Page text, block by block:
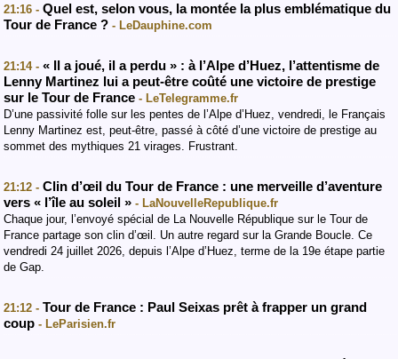
21:16 - Quel est, selon vous, la montée la plus emblématique du
Tour de France ? - LeDauphine.com
21:14 - « Il a joué, il a perdu » : à l’Alpe d’Huez, l’attentisme de
Lenny Martinez lui a peut-être coûté une victoire de prestige
sur le Tour de France - LeTelegramme.fr
D’une passivité folle sur les pentes de l’Alpe d’Huez, vendredi, le Français
Lenny Martinez est, peut-être, passé à côté d’une victoire de prestige au
sommet des mythiques 21 virages. Frustrant.
21:12 - Clin d’œil du Tour de France : une merveille d’aventure
vers « l’île au soleil » - LaNouvelleRepublique.fr
Chaque jour, l’envoyé spécial de La Nouvelle République sur le Tour de
France partage son clin d’œil. Un autre regard sur la Grande Boucle. Ce
vendredi 24 juillet 2026, depuis l’Alpe d’Huez, terme de la 19e étape partie
de Gap.
21:12 - Tour de France : Paul Seixas prêt à frapper un grand
coup - LeParisien.fr